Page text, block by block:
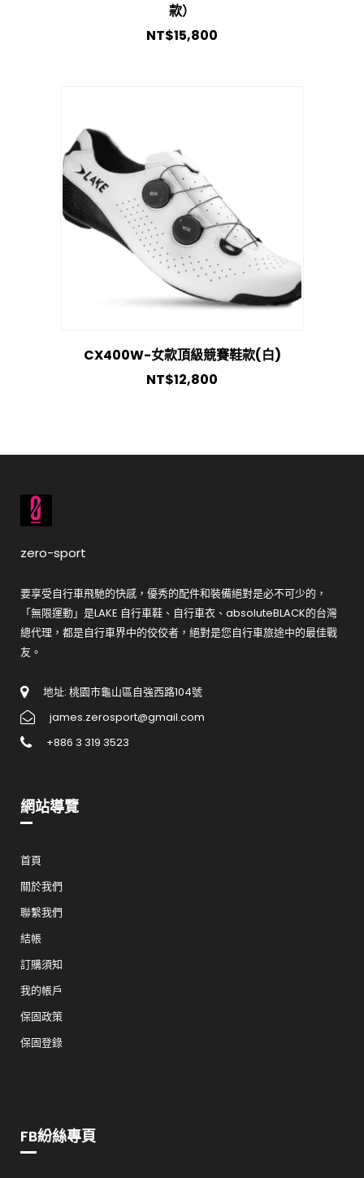
款）
NT$15,800
CX400W-女款頂級競賽鞋款(白)
NT$12,800
zero-sport
要享受自行車飛馳的快感，優秀的配件和裝備絕對是必不可少的，
「無限運動」是LAKE 自行車鞋、自行車衣、absoluteBLACK的台灣
總代理，都是自行車界中的佼佼者，絕對是您自行車旅途中的最佳戰
友。
地址: 桃園市龜山區自強西路104號
james.zerosport@gmail.com
+886 3 319 3523
網站導覽
首頁
關於我們
聯繫我們
結帳
訂購須知
我的帳戶
保固政策
保固登錄
FB紛絲專頁